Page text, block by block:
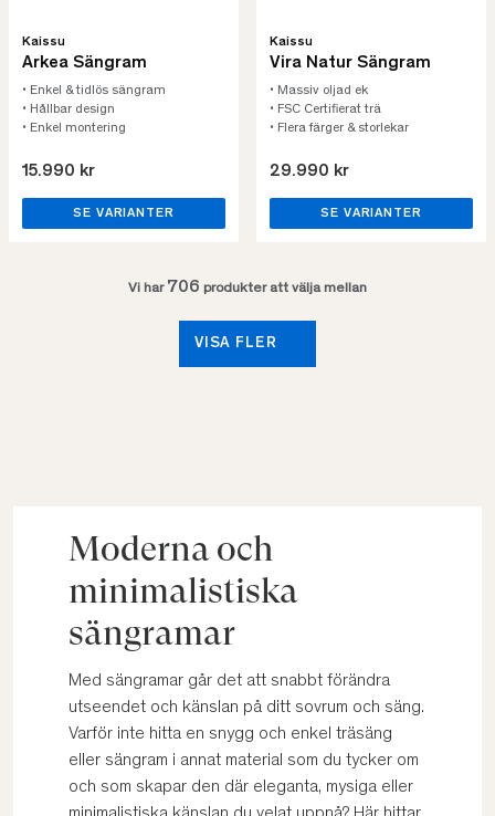
Kaissu
Arkea Sängram
• Enkel & tidlös sängram
• Hållbar design
• Enkel montering
15.990 kr
SE VARIANTER
Kaissu
Vira Natur Sängram
• Massiv oljad ek
• FSC Certifierat trä
• Flera färger & storlekar
29.990 kr
SE VARIANTER
Vi har 706 produkter att välja mellan
VISA FLER
Moderna och
minimalistiska
sängramar
Med sängramar går det att snabbt förändra
utseendet och känslan på ditt sovrum och säng.
Varför inte hitta en snygg och enkel träsäng
eller sängram i annat material som du tycker om
och som skapar den där eleganta, mysiga eller